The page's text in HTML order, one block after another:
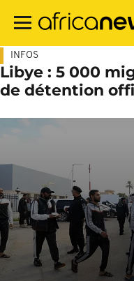
contenu
INFOS
Libye : 5 000
de détention